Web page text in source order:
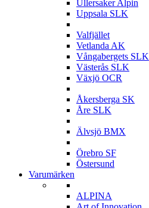
Ullersaker Alpin
Uppsala SLK
Valfjället
Vetlanda AK
Vångabergets SLK
Västerås SLK
Växjö OCR
Åkersberga SK
Åre SLK
Älvsjö BMX
Örebro SF
Östersund
Varumärken
ALPINA